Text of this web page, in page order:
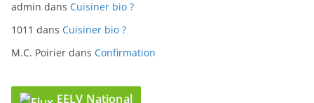
M.C. PoirierdansConfirmation
EELV National